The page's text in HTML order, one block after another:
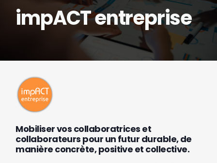
impACT entreprise
Mobiliser vos collaboratrices et
collaborateurs pour un futur durable, de
manière concrète, positive et collective.